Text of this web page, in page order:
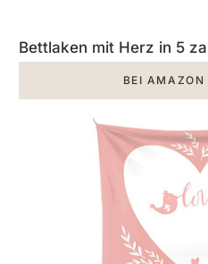
Bettlaken mit Herz in 5
BEI AMAZON